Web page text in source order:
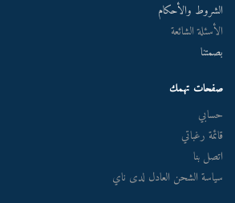
الشروط والأحكام
الأسئلة الشائعة
بصمتنا
صفحات تهمك
حسابي
قائمة رغباتي
اتصل بنا
سياسة الشحن العادل لدى ناي